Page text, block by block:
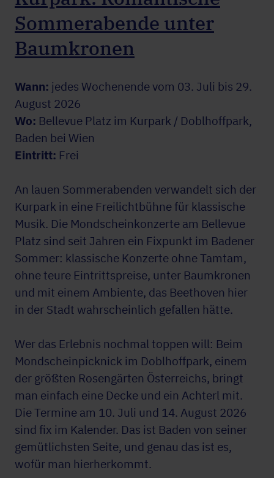
Sommerabende unter
Baumkronen
Wann: jedes Wochenende vom 03. Juli bis 29.
August 2026
Wo: Bellevue Platz im Kurpark / Doblhoffpark,
Baden bei Wien
Eintritt: Frei
An lauen Sommerabenden verwandelt sich der
Kurpark in eine Freilichtbühne für klassische
Musik. Die Mondscheinkonzerte am Bellevue
Platz sind seit Jahren ein Fixpunkt im Badener
Sommer: klassische Konzerte ohne Tamtam,
ohne teure Eintrittspreise, unter Baumkronen
und mit einem Ambiente, das Beethoven hier
in der Stadt wahrscheinlich gefallen hätte.
Wer das Erlebnis nochmal toppen will: Beim
Mondscheinpicknick im Doblhoffpark, einem
der größten Rosengärten Österreichs, bringt
man einfach eine Decke und ein Achterl mit.
Die Termine am 10. Juli und 14. August 2026
sind fix im Kalender. Das ist Baden von seiner
gemütlichsten Seite, und genau das ist es,
wofür man hierherkommt.